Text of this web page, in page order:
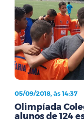
05/09/2018, às 14:37
Olimpíada
alunos de 124